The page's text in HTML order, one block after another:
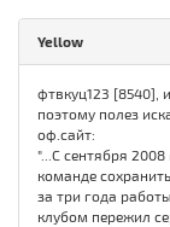
Yellow
фтвкуц123 [8540],
поэтому полез
оф.сайт:
"...С сентября
команде
за три года
клубом пережил